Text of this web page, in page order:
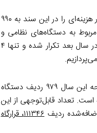
در قانون بودجه سال ۱۳۹۹، تعداد ۸۱ ردیف به ۹۰۹ ردیف لایحه این سال اضافه‌شده و تعداد ردیف‌های دریافت‌کننده اعتبار هزینه‌ای را در این سند به ۹۹۰
به دستگاه‌های نظامی و
دانشگاه‌ها و مراکز علمی-پژوهشی بوده‌اند. نکته جالب‌توجه این است که از بین این ۸۱ ردیف اضافه‌شده، اغلب ردیف‌ها در سال بعد تکرار شده و تنها ۴
ردیف‌های دریافت‌کننده اعتبار هزینه‌ای در بودجه سال ۱۴۰۰ به‌طور تقریبی ۶۰ ردیف از سال ۱۳۹۹ بیشتر بوده است. در لایحه این سال ۹۷۹ ردیف دستگاه
شدن ۲ ردیف) تعداد ردیف‌های قانون بودجه ۱۴۰۰ به ۱۰۵۵ ردیف رسیده است. تعداد قابل‌توجهی از این
۱۱۱۳۴۶، قرارگاه